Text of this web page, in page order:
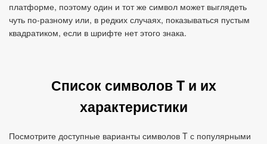
платформе, поэтому один и тот же символ может выглядеть
чуть по‑разному или, в редких случаях, показываться пустым
квадратиком, если в шрифте нет этого знака.
Список символов T и их
характеристики
Посмотрите доступные варианты символов T с популярными